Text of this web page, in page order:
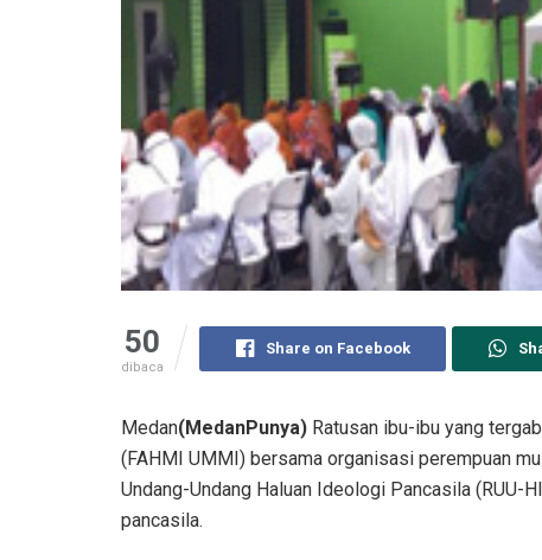
50
dibaca
Share on Facebook
Medan(MedanPunya) Ratusan ibu-ibu yang
(FAHMI UMMI) bersama organisasi perempuan
Undang-Undang Haluan Ideologi Pancasila (RUU-
pancasila.